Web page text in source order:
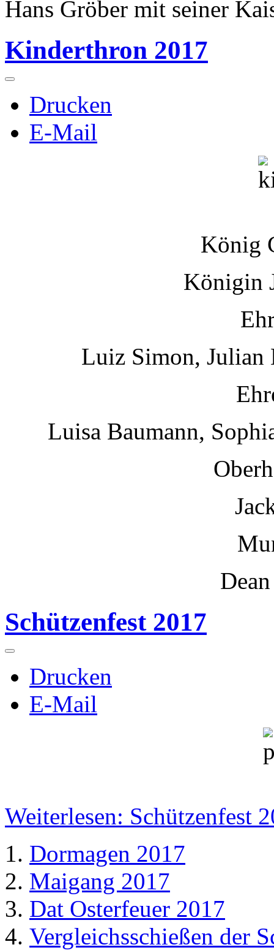
Hans Gröber mit seiner
Kinderthron 2017
Drucken
E-Mail
König
Königin
Luiz Simon, Julian
Luisa Baumann,
Schützenfest 2017
Drucken
E-Mail
Weiterlesen: Schützenfest
Dormagen 2017
Maigang 2017
Dat Osterfeuer 2017
Vergleichsschießen der